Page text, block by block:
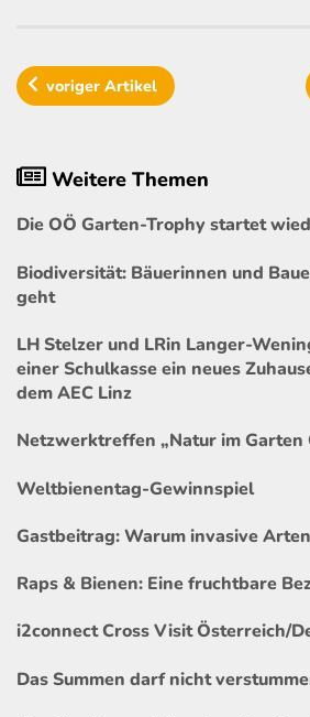
vorigerArtikel
Weitere Themen
Die OÖ Garten-Trophy startet
Biodiversität: Bäuerinnen und
geht
LH Stelzer und LRin Langer-
einer Schulkasse ein neues
dem AEC Linz
Netzwerktreffen „Natur im Garten
Weltbienentag-Gewinnspiel
Gastbeitrag: Warum invasive
Raps & Bienen: Eine fruchtbare
i2connect Cross Visit Österreich/
Das Summen darf nicht